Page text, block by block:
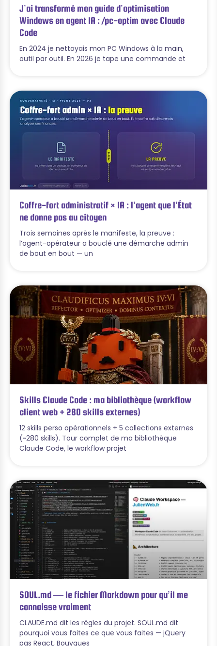
J’ai transformé mon guide d’optimisation
Windows en agent IA : /pc-optim avec Claude
Code
En 2024 je nettoyais mon PC Windows à la main,
outil par outil. En 2026 je tape une commande et
Coffre-fort administratif × IA : l’agent que l’État
ne donne pas au citoyen
Trois semaines après le manifeste, la preuve :
l’agent-opérateur a bouclé une démarche admin
de bout en bout — un
Skills Claude Code : ma bibliothèque (workflow
client web + 280 skills externes)
12 skills perso opérationnels + 5 collections externes
(~280 skills). Tour complet de ma bibliothèque
Claude Code, le workflow projet
SOUL.md — le fichier Markdown pour qu’il me
connaisse vraiment
CLAUDE.md dit les règles du projet. SOUL.md dit
pourquoi vous faites ce que vous faites — jQuery
pas React, Bouygues